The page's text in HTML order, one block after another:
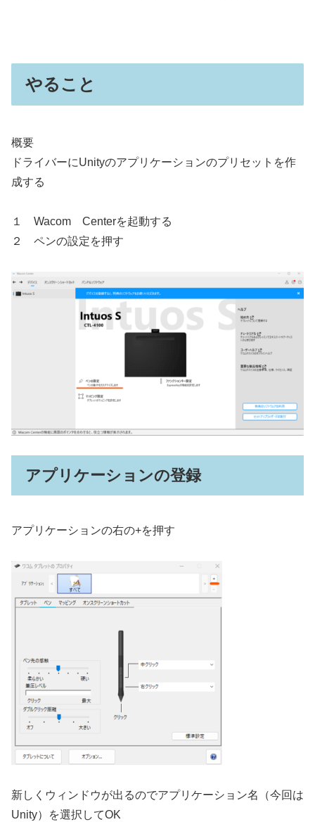
やること
概要
ドライバーにUnityのアプリケーションのプリセットを作
成する
１ Wacom Centerを起動する
２ ペンの設定を押す
アプリケーションの登録
アプリケーションの右の+を押す
新しくウィンドウが出るのでアプリケーション名（今回は
Unity）を選択してOK